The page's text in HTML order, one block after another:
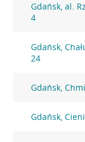
Gdańsk, al.
4
Gdańsk,
24
Gdańsk,
Gdańsk,